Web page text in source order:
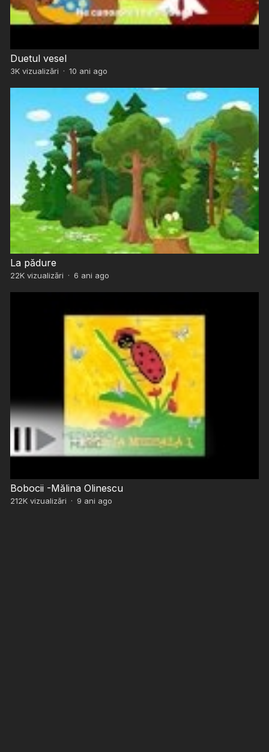
Duetul vesel
3Kvizualizări · 10 ani ago
La pădure
22Kvizualizări · 6 ani ago
Bobocii -Mălina Olinescu
212Kvizualizări · 9 ani ago